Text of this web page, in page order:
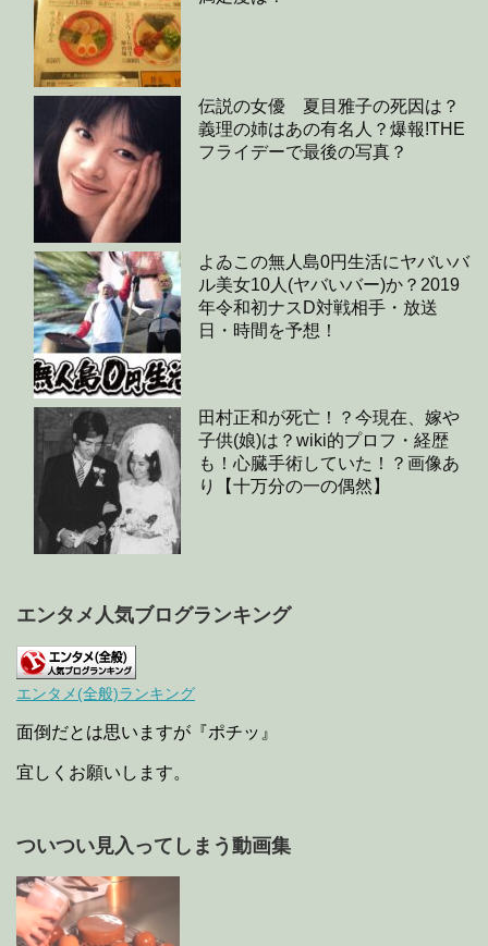
伝説の女優 夏目雅子の死因は？
義理の姉はあの有名人？爆報!THE
フライデーで最後の写真？
よゐこの無人島0円生活にヤバいバ
ル美女10人(ヤバいバー)か？2019
年令和初ナスD対戦相手・放送
日・時間を予想！
田村正和が死亡！？今現在、嫁や
子供(娘)は？wiki的プロフ・経歴
も！心臓手術していた！？画像あ
り【十万分の一の偶然】
エンタメ人気ブログランキング
エンタメ(全般)ランキング
面倒だとは思いますが『ポチッ』
宜しくお願いします。
ついつい見入ってしまう動画集